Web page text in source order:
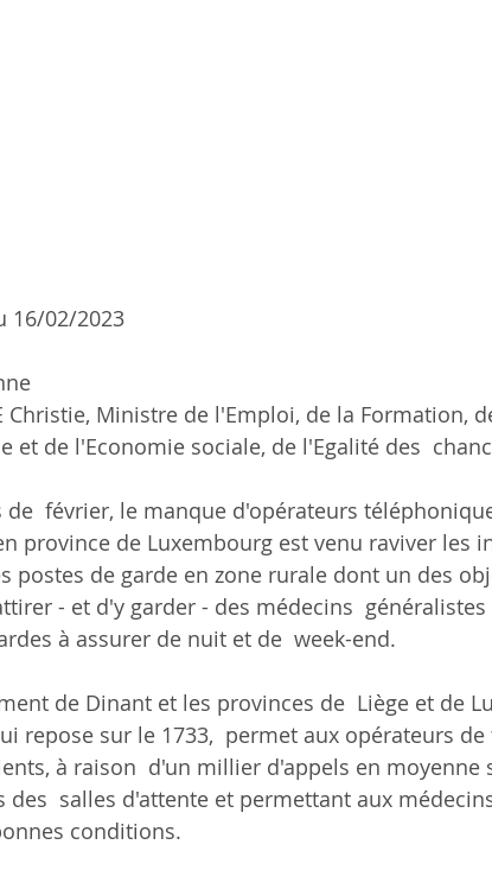
16/02/2023
et de l'Economie sociale, de l'Egalité des
de  février, le manque d'opérateurs
province de Luxembourg est venu raviver les
postes de garde en zone rurale dont un des
- et d'y garder - des médecins  généralistes
à assurer de nuit et de  week-end.
de Dinant et les provinces de  Liège et de
repose sur le 1733,  permet aux opérateurs
à raison  d'un millier d'appels en moyenne
des  salles d'attente et permettant aux
conditions.